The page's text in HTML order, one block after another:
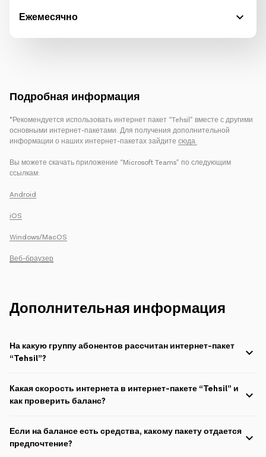
Ежемесячно
Подробная информация
*Рекомендуется использовать интернет пакет “Tehsil” вместе с другими
основными интернет-пакетами. Для получения дополнительной
информации о наших интернет-пакетах зайдите сюда.
Вы можете скачать приложение “Microsoft Teams” по следующим
ссылкам:
Android
iOS
Windows/MacOS
Веб-браузер
Дополнительная информация
На какую группу абонентов рассчитан интернет-пакет
“Tehsil”?
безфактурных линий. Корпоративные абоненты не могут
присоединиться к пакету.
Какая скорость интернета в интернет-пакете “Tehsil” и
как проверить баланс?
Для проверки баланса напишите “баланс” и отправьте на 2525
(наберите *100#YES) или войдите в “Kabinetim”.
Если на балансе есть средства, какому пакету отдается
предпочтение?